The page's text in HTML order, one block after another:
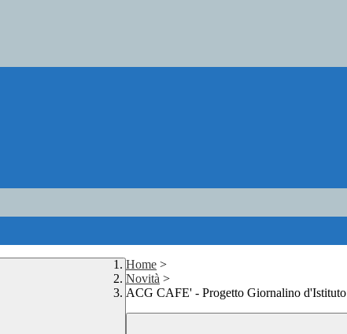
Home >
Novità >
ACG CAFE' - Progetto Giornalino d'Istituto